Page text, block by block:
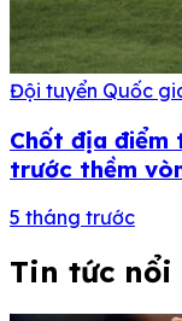
Đội tuyển Quốc
Chốt địa điểm
trước thềm
5 tháng trước
Tin tức